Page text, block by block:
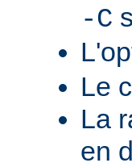
-C
Le
La
en